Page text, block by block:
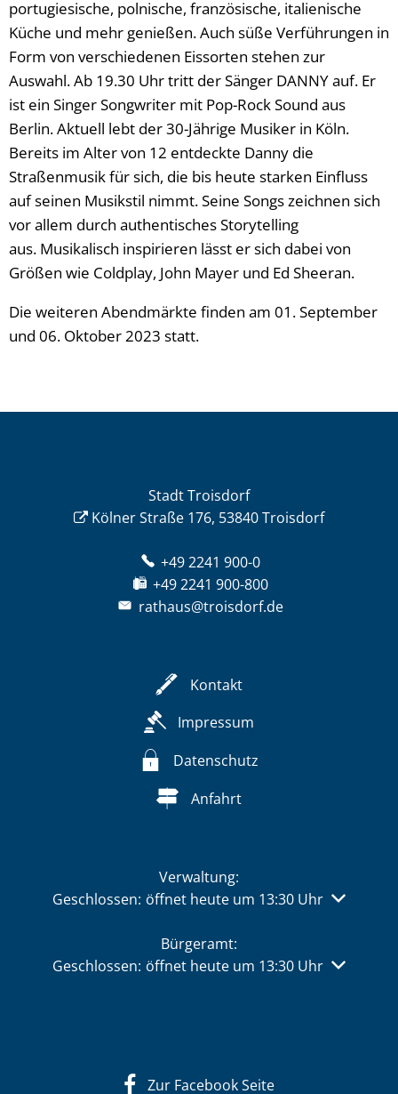
portugiesische, polnische, französische, italienische
Küche und mehr genießen. Auch süße Verführungen in
Form von verschiedenen Eissorten stehen zur
Auswahl. Ab 19.30 Uhr tritt der Sänger DANNY auf. Er
ist ein Singer Songwriter mit Pop-Rock Sound aus
Berlin. Aktuell lebt der 30-Jährige Musiker in Köln.
Bereits im Alter von 12 entdeckte Danny die
Straßenmusik für sich, die bis heute starken Einfluss
auf seinen Musikstil nimmt. Seine Songs zeichnen sich
vor allem durch authentisches Storytelling
aus. Musikalisch inspirieren lässt er sich dabei von
Größen wie Coldplay, John Mayer und Ed Sheeran.
Die weiteren Abendmärkte finden am 01. September
und 06. Oktober 2023 statt.
Stadt Troisdorf
Kölner Straße 176, 53840 Troisdorf
+49 2241 900-0
+49 2241 900-800
rathaus@troisdorf.de
Kontakt
Impressum
Datenschutz
Anfahrt
Verwaltung:
Klicken, um weitere Öffnungs- oder Schließzeiten
Geschlossen: öffnet heute um 13:30 Uhr
Bürgeramt:
Klicken, um weitere Öffnungs- oder Schließzeiten
Geschlossen: öffnet heute um 13:30 Uhr
Zur Facebook Seite